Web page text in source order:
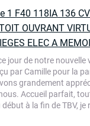
1 F40 118IA 136
OUVRANT
ELEC A
jour de notre
par Camille pour la
grandement
Accueil parfait,
à la fin de TBV,